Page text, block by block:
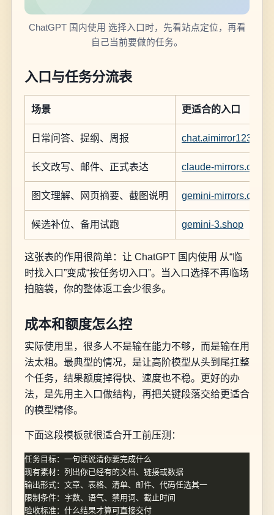
ChatGPT 国内使用 选择入口时，先看站点定位，再看
自己当前要做的任务。
入口与任务分流表
场景 更适合的入口
日常问答、提纲、周报 chat.aimirror123.com
长文改写、邮件、正式表达 claude-mirrors.com
图文理解、网页摘要、截图说明 gemini-mirrors.com
候选补位、备用试跑 gemini-3.shop
这张表的作用很简单：让 ChatGPT 国内使用 从“临
时找入口”变成“按任务切入口”。当入口选择不再临场
拍脑袋，你的整体返工会少很多。
成本和额度怎么控
实际使用里，很多人不是输在能力不够，而是输在用
法太粗。最典型的情况，是让高阶模型从头到尾扛整
个任务，结果额度掉得快、速度也不稳。更好的办
法，是先用主入口做结构，再把关键段落交给更适合
的模型精修。
下面这段模板就很适合开工前压测：
现有素材：列出你已经有的文档、链接或数据
输出形式：文章、表格、清单、邮件、代码任选其一
验收标准：什么结果才算可直接交付